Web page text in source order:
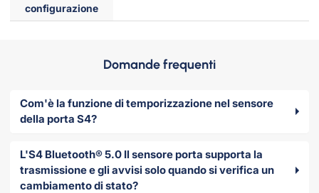
configurazione
Domande frequenti
Com'è la funzione di temporizzazione nel sensore
della porta S4?
L'S4 Bluetooth® 5.0 Il sensore porta supporta la
trasmissione e gli avvisi solo quando si verifica un
cambiamento di stato?